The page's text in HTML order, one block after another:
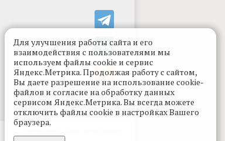
Для улучшения работы сайта и его
взаимодействия с пользователями мы
используем файлы cookie и сервис
Яндекс.Метрика. Продолжая работу с сайтом,
Вы даете разрешение на использование cookie-
файлов и согласие на обработку данных
сервисом Яндекс.Метрика. Вы всегда можете
отключить файлы cookie в настройках Вашего
браузера.